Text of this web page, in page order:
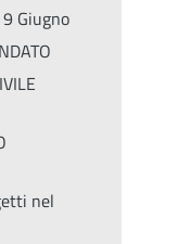
Giugno
nel